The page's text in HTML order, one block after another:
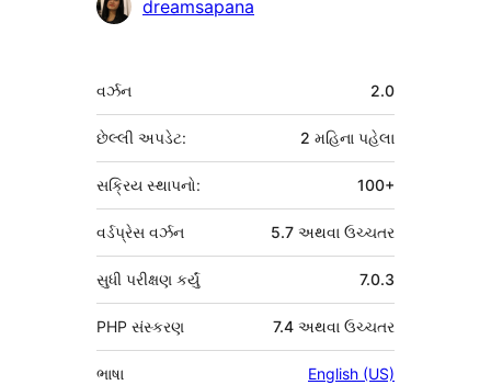
dreamsapana
મેટા
વર્ઝન 2.0
છેલ્લી અપડેટ: 2 મહિના પહેલા
સક્રિય સ્થાપનો: 100+
વર્ડપ્રેસ વર્ઝન 5.7 અથવા ઉચ્ચતર
7.0.3
સુધી પરીક્ષણ કર્યું
PHP સંસ્કરણ 7.4 અથવા ઉચ્ચતર
ભાષા English (US)